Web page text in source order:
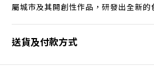
屬城市及其開創性作品，研發出全新的
送貨及付款方式